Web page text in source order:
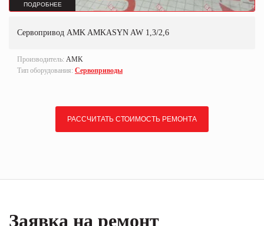
ПОДРОБНЕЕ
Сервопривод AMK AMKASYN AW 1,3/2,6
Производитель: AMK
Тип оборудования: Сервоприводы
РАССЧИТАТЬ СТОИМОСТЬ РЕМОНТА
Заявка на ремонт